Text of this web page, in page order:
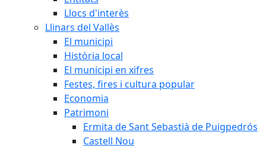
Llocs d'interès
Llinars del Vallès
El municipi
Història local
El municipi en xifres
Festes, fires i cultura popular
Economia
Patrimoni
Ermita de Sant Sebastià de Puigpedrós
Castell Nou